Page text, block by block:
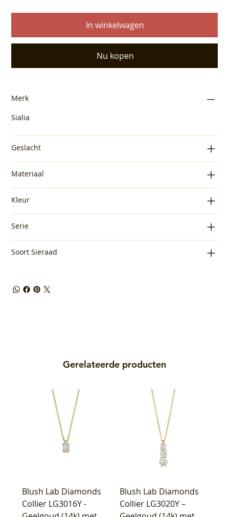
In winkelwagen
Nu kopen
Merk
Sialia
Geslacht
Materiaal
Kleur
Serie
Soort Sieraad
Gerelateerde producten
Blush Lab Diamonds
Collier LG3016Y -
Blush Lab Diamonds
Collier LG3020Y –